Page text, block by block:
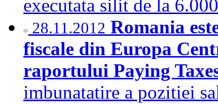
executata silit de la
28.11.2012 Romania
fiscale din Europa
raportului Paying
imbunatatire a pozitiei